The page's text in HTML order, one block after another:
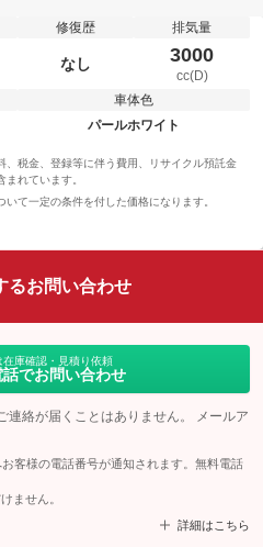
修復歴
なし
排気量
3000
cc(D)
車体色
パールホワイト
、税金、登録等に伴う費用、リサイクル預託金
れています。
て一定の条件を付した価格になります。
るお問い合わせ
在庫確認・見積り依頼
でお問い合わせ
連絡が届くことはありません。 メールア
客様の電話番号が通知されます。無料電話
ません。
詳細はこちら